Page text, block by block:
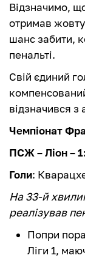
Відзначимо,
отримав
шанс забити,
пенальті.
Свій єдиний
відзначився з
Чемпіонат
ПСЖ – Ліон –
Голи:
На 33-й
реалізував
Попри
Ліги 1,